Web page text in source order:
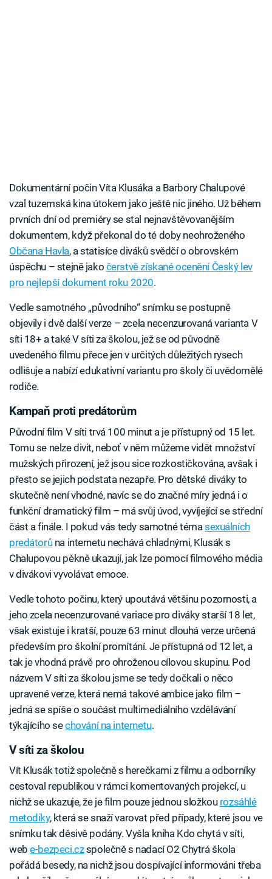
Dokumentární počin Víta Klusáka a Barbory Chalupové
vzal tuzemská kina útokem jako ještě nic jiného. Už během
prvních dní od premiéry se stal nejnavštěvovanějším
dokumentem, když překonal do té doby neohroženého
Občana Havla, a statisíce diváků svědčí o obrovském
úspěchu – stejně jako čerstvě získané ocenění Český lev
pro nejlepší dokument roku 2020.
Vedle samotného „původního“ snímku se postupně
objevily i dvě další verze – zcela necenzurovaná varianta V
síti 18+ a také V síti za školou, jež se od původně
uvedeného filmu přece jen v určitých důležitých rysech
odlišuje a nabízí edukativní variantu pro školy či uvědomělé
rodiče.
Kampaň proti predátorům
Původní film V síti trvá 100 minut a je přístupný od 15 let.
Tomu se nelze divit, neboť v něm můžeme vidět množství
mužských přirození, jež jsou sice rozkostičkována, avšak i
přesto se jejich podstata nezapře. Pro dětské diváky to
skutečně není vhodné, navíc se do značné míry jedná i o
funkční dramatický film – má svůj úvod, vyvíjející se střední
část a finále. I pokud vás tedy samotné témasexuálních
predátorůna internetu nechává chladnými, Klusák s
Chalupovou pěkně ukazují, jak lze pomocí filmového média
v divákovi vyvolávat emoce.
Vedle tohoto počinu, který upoutává většinu pozornosti, a
jeho zcela necenzurované variace pro diváky starší 18 let,
však existuje i kratší, pouze 63 minut dlouhá verze určená
především pro školní promítání. Je přístupná od 12 let, a
tak je vhodná právě pro ohroženou cílovou skupinu. Pod
názvem V síti za školou jsme se tedy dočkali o něco
upravené verze, která nemá takové ambice jako film –
jedná se spíše o součást multimediálního vzdělávání
týkajícího sechování na internetu.
V síti za školou
Vít Klusák totiž společně s herečkami z filmu a odborníky
cestoval republikou v rámci komentovaných projekcí, u
nichž se ukazuje, že je film pouze jednou složkou rozsáhlé
metodiky, která se snaží varovat před případy, které jsou ve
snímku tak děsivě podány. Vyšla kniha Kdo chytá v síti,
webe-bezpeci.czspolečně s nadací O2 Chytrá škola
pořádá besedy, na nichž jsou dospívající informováni třeba